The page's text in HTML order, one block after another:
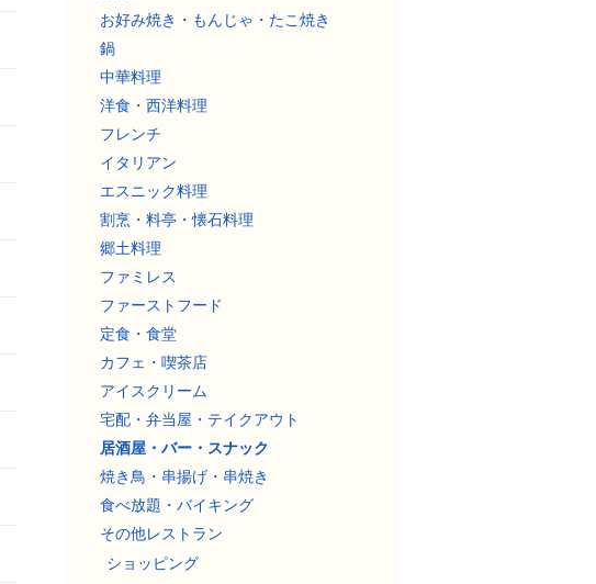
お好み焼き・もんじゃ・たこ焼き
鍋
中華料理
洋食・西洋料理
フレンチ
イタリアン
エスニック料理
割烹・料亭・懐石料理
郷土料理
ファミレス
ファーストフード
定食・食堂
カフェ・喫茶店
アイスクリーム
宅配・弁当屋・テイクアウト
居酒屋・バー・スナック
焼き鳥・串揚げ・串焼き
食べ放題・バイキング
その他レストラン
ショッピング